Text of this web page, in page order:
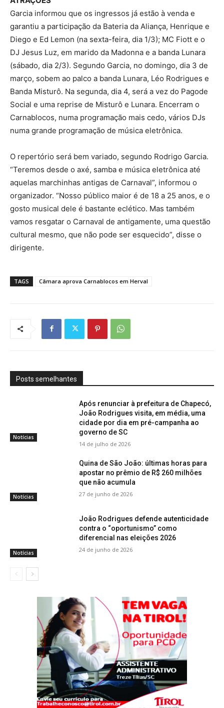
Garcia informou que os ingressos já estão à venda e
garantiu a participação da Bateria da Aliança, Henrique e
Diego e Ed Lemon (na sexta-feira, dia 1/3); MC Fiott e o
DJ Jesus Luz, em marido da Madonna e a banda Lunara
(sábado, dia 2/3). Segundo Garcia, no domingo, dia 3 de
março, sobem ao palco a banda Lunara, Léo Rodrigues e
Banda Misturô. Na segunda, dia 4, será a vez do Pagode
Social e uma reprise de Misturô e Lunara. Encerram o
Carnablocos, numa programação mais cedo, vários DJs
numa grande programação de música eletrônica.
O repertório será bem variado, segundo Rodrigo Garcia.
“Teremos desde o axé, samba e música eletrônica até
aquelas marchinhas antigas de Carnaval”, informou o
organizador. “Nosso público maior é de 18 a 25 anos, e o
gosto musical dele é bastante eclético. Mas também
vamos resgatar o Carnaval de antigamente, uma questão
cultural mesmo, que não pode ser esquecido”, disse o
dirigente.
TAGS Câmara aprova Carnablocos em Herval
Posts semelhantes
Notícias
Após renunciar à prefeitura de Chapecó,
João Rodrigues visita, em média, uma
cidade por dia em pré-campanha ao
governo de SC
14 de julho de 2026
Notícias
Quina de São João: últimas horas para
apostar no prêmio de R$ 260 milhões
que não acumula
27 de junho de 2026
Notícias
João Rodrigues defende autenticidade
contra o “oportunismo” como
diferencial nas eleições 2026
24 de junho de 2026